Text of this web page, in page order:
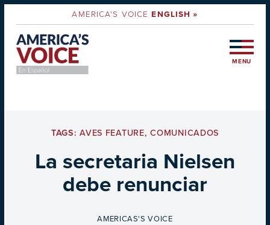
AMERICA'S VOICEENGLISH »
MENU
TAGS:AVES FEATURE,COMUNICADOS
La secretaria Nielsen
debe renunciar
BY
AMERICAS'S VOICE